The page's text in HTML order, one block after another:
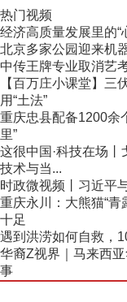
热门视频
经济高质量发展里的“
北京多家公园迎来机
中传王牌专业取消艺
【百万庄小课堂】三
用“土法”
重庆忠县配备1200余
里”
这很中国·科技在场丨
技术与当...
时政微视频丨习近平
重庆永川：大熊猫“
十足
遇到洪涝如何自救，
华裔Z视界｜马来西
事